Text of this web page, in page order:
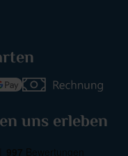
uns erleben